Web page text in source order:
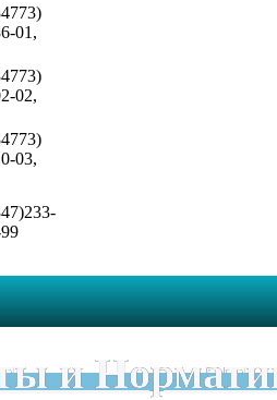
01,
02,
03,
и